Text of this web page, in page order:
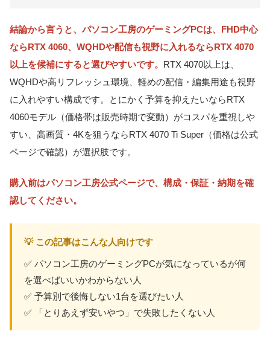
結論から言うと、パソコン工房のゲーミングPCは、FHD中心
ならRTX 4060、WQHDや配信も視野に入れるならRTX 4070
以上を候補にすると選びやすいです。 RTX 4070以上は、
WQHDや高リフレッシュ環境、軽めの配信・編集用途も視野
に入れやすい構成です。とにかく予算を抑えたいならRTX
4060モデル（価格帯は販売時期で変動）がコスパを重視しや
すい、高画質・4Kを狙うならRTX 4070 Ti Super（価格は公式
ページで確認）が選択肢です。
購入前はパソコン工房公式ページで、構成・保証・納期を確
認してください。
💡 この記事はこんな人向けです
✅ パソコン工房のゲーミングPCが気になっているが何
を選べばいいかわからない人
✅ 予算別で後悔しない1台を選びたい人
✅ 「とりあえず安いやつ」で失敗したくない人